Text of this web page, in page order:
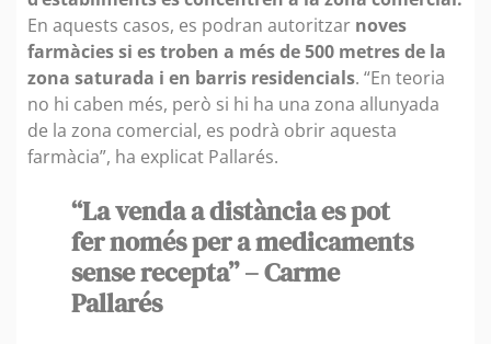
En aquests casos, es podran autoritzar noves
farmàcies si es troben a més de 500 metres de la
zona saturada i en barris residencials. “En teoria
no hi caben més, però si hi ha una zona allunyada
de la zona comercial, es podrà obrir aquesta
farmàcia”, ha explicat Pallarés.
“La venda a distància es pot
fer només per a medicaments
sense recepta” – Carme
Pallarés